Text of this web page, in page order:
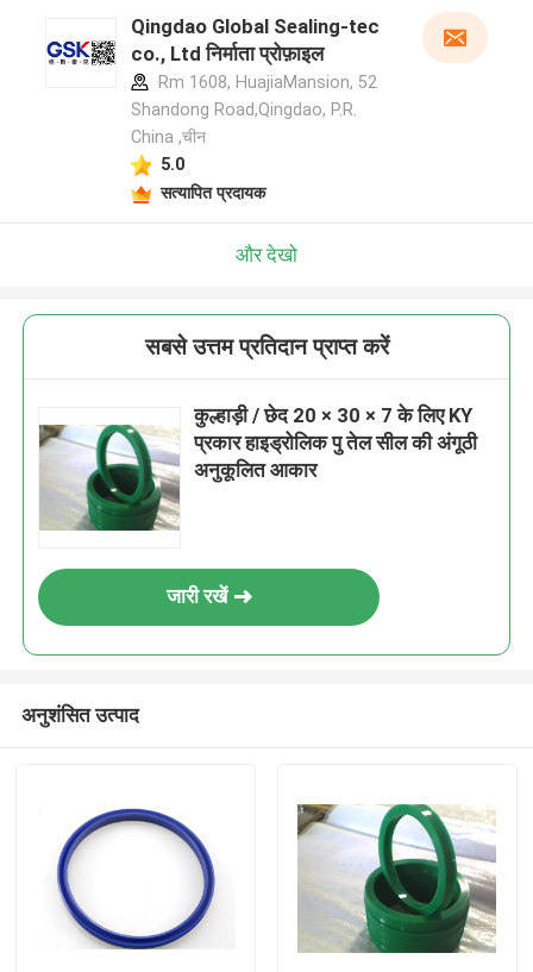
Qingdao Global Sealing-tec
co., Ltd निर्माता प्रोफ़ाइल
Rm 1608, HuajiaMansion, 52
Shandong Road,Qingdao, P.R.
China ,चीन
5.0
सत्यापित प्रदायक
और देखो
सबसे उत्तम प्रतिदान प्राप्त करें
कुल्हाड़ी / छेद 20 × 30 × 7 के लिए KY
प्रकार हाइड्रोलिक पु तेल सील की अंगूठी
अनुकूलित आकार
जारी रखें
अनुशंसित उत्पाद